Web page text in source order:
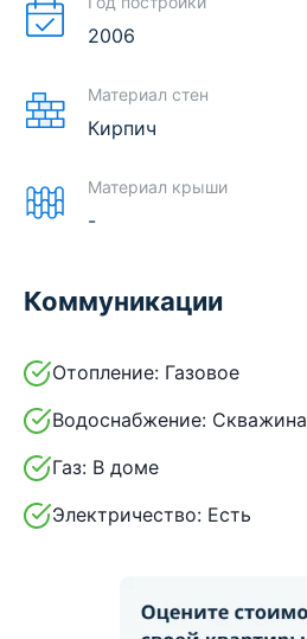
2006
Материал стен
Кирпич
Материал крыши
-
Коммуникации
Отопление: Газовое
Водоснабжение: Скважина
Газ: В доме
Электричество: Есть